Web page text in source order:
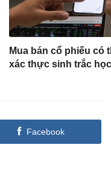
Mua bán cổ phiếu có
xác thực sinh trắc học
Facebook